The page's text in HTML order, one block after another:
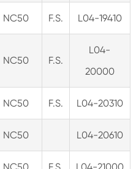
NC50 F.S. L04-19410
NC50 F.S.
L04-
20000
NC50 F.S. L04-20310
NC50 L04-20610
NC50 F.S. L04-21000